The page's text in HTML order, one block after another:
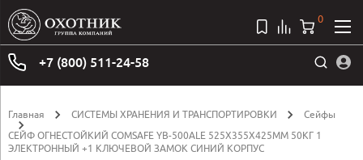
+7 (800) 511-24-58
0
Главная СИСТЕМЫ ХРАНЕНИЯ И ТРАНСПОРТИРОВКИ
Сейфы
СЕЙФ ОГНЕСТОЙКИЙ COMSAFE YB-500ALE 525Х355Х425ММ 50КГ 1
ЭЛЕКТРОННЫЙ +1 КЛЮЧЕВОЙ ЗАМОК СИНИЙ КОРПУС